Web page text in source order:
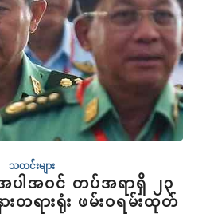
သတင်းများ
အပါအဝင် တပ်အရာရှိ ၂၃
းတရားရုံး ဖမ်းဝရမ်းထုတ်